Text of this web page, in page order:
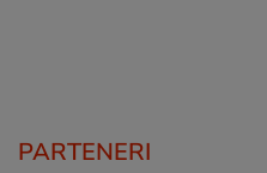
PARTENERI